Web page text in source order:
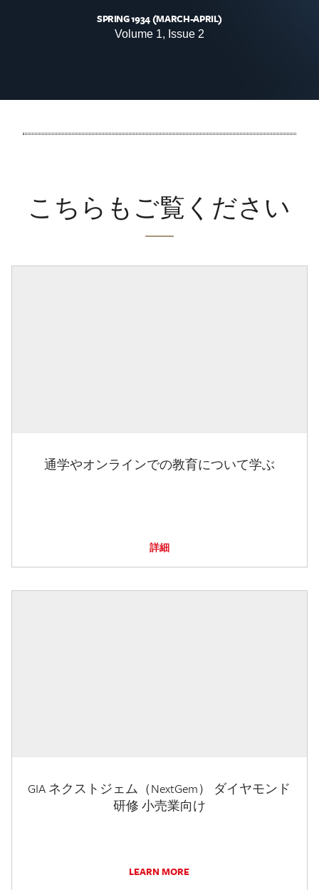
SPRING 1934 (MARCH-APRIL)
Volume 1, Issue 2
こちらもご覧ください
通学やオンラインでの教育について学ぶ
詳細
GIA ネクストジェム（NextGem） ダイヤモンド
研修 小売業向け
LEARN MORE